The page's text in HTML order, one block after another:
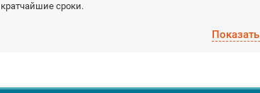
кратчайшие сроки.